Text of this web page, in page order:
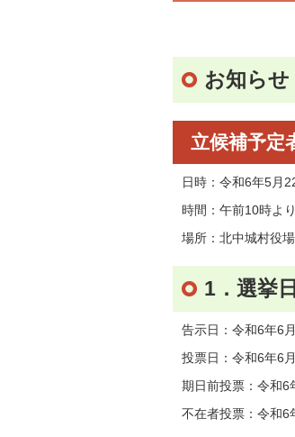
お知らせ
立候補予定
日時：令和6年5月
時間：午前10時より
場所：北中城村役
1．選挙
告示日：令和6年6
投票日：令和6年6
期日前投票：令和6
不在者投票：令和6